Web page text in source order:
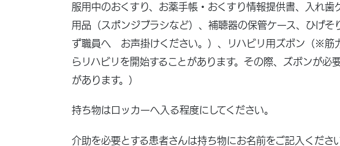
服用中のおくすり、お薬手帳・おくすり情報提供書、入れ
用品（スポンジブラシなど）、補聴器の保管ケース、ひげ
ず職員へ お声掛けください。）、リハビリ用ズボン（※筋
らリハビリを開始することがあります。その際、ズボンが必
があります。）
持ち物はロッカーへ入る程度にしてください。
介助を必要とする患者さんは持ち物にお名前をご記入くださ